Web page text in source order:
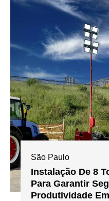
São Paulo
Instalação De 8
Para Garantir
Produtividade